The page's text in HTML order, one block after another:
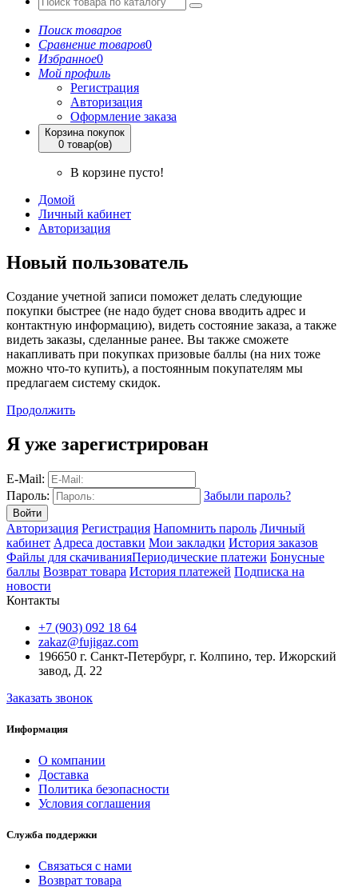
Поиск товаров
Сравнение товаров0
Избранное0
Мой профиль
Регистрация
Авторизация
Оформление заказа
Корзина покупок
0 товар(ов)
В корзине пусто!
Домой
Личный кабинет
Авторизация
Новый пользователь
Создание учетной записи поможет делать следующие
покупки быстрее (не надо будет снова вводить адрес и
контактную информацию), видеть состояние заказа, а также
видеть заказы, сделанные ранее. Вы также сможете
накапливать при покупках призовые баллы (на них тоже
можно что-то купить), а постоянным покупателям мы
предлагаем систему скидок.
Продолжить
Я уже зарегистрирован
E-Mail:
Пароль:
Забыли пароль?
Авторизация Регистрация Напомнить пароль Личный
кабинет Адреса доставки Мои закладки История заказов
Файлы для скачиванияПериодические платежи Бонусные
баллы Возврат товара История платежей Подписка на
новости
Контакты
+7 (903) 092 18 64
zakaz@fujigaz.com
196650 г. Санкт-Петербург, г. Колпино, тер. Ижорский
завод, Д. 22
Заказать звонок
Информация
О компании
Доставка
Политика безопасности
Условия соглашения
Служба поддержки
Связаться с нами
Возврат товара